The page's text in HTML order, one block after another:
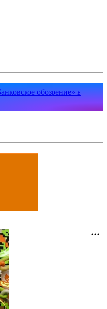
обозрение» в